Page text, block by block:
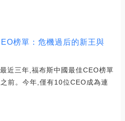
榜單：危機過后的新王與
近三年,福布斯中國最佳CEO榜單
前。今年,僅有10位CEO成為連